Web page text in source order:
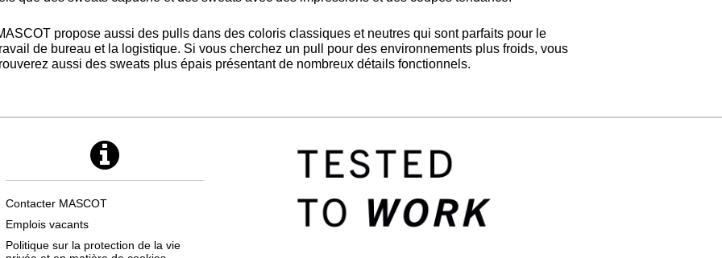
propose aussi des pulls dans des coloris classiques et neutres qui sont parfaits pour le
de bureau et la logistique. Si vous cherchez un pull pour des environnements plus froids, vous
aussi des sweats plus épais présentant de nombreux détails fonctionnels.
Contacter MASCOT
Emplois vacants
Politique sur la protection de la vie